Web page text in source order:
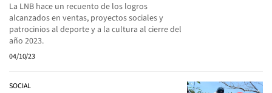
La LNB hace un recuento de los logros
alcanzados en ventas, proyectos sociales y
patrocinios al deporte y a la cultura al cierre del
año 2023.
04/10/23
SOCIAL